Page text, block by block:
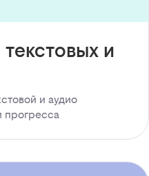
и
и аудио
прогресса